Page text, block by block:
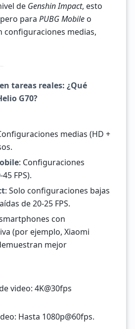
de Genshin Impact, esto
para PUBG Mobileo
configuraciones medias,
tareas reales: ¿Qué
G70?
medias (HD +
: Configuraciones
FPS).
: Solo configuraciones bajas
de 20-25 FPS.
con
(por ejemplo, Xiaomi
mejor
video: 4K@30fps
Hasta 1080p@60fps.